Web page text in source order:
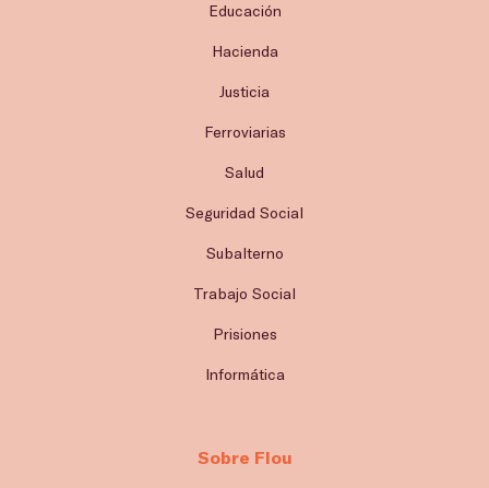
Educación
Hacienda
Justicia
Ferroviarias
Salud
Seguridad Social
Subalterno
Trabajo Social
Prisiones
Informática
Sobre Flou